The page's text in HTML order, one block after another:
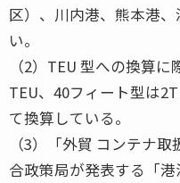
区）、川内港、熊本港
い。
（2）TEU 型への換算
TEU、40フィート型は
て換算している。
（3）「外貿 コンテナ
合政策局が発表する「